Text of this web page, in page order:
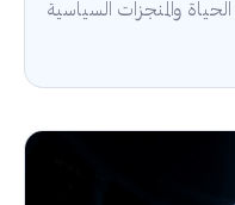
والمنجزات السياسية